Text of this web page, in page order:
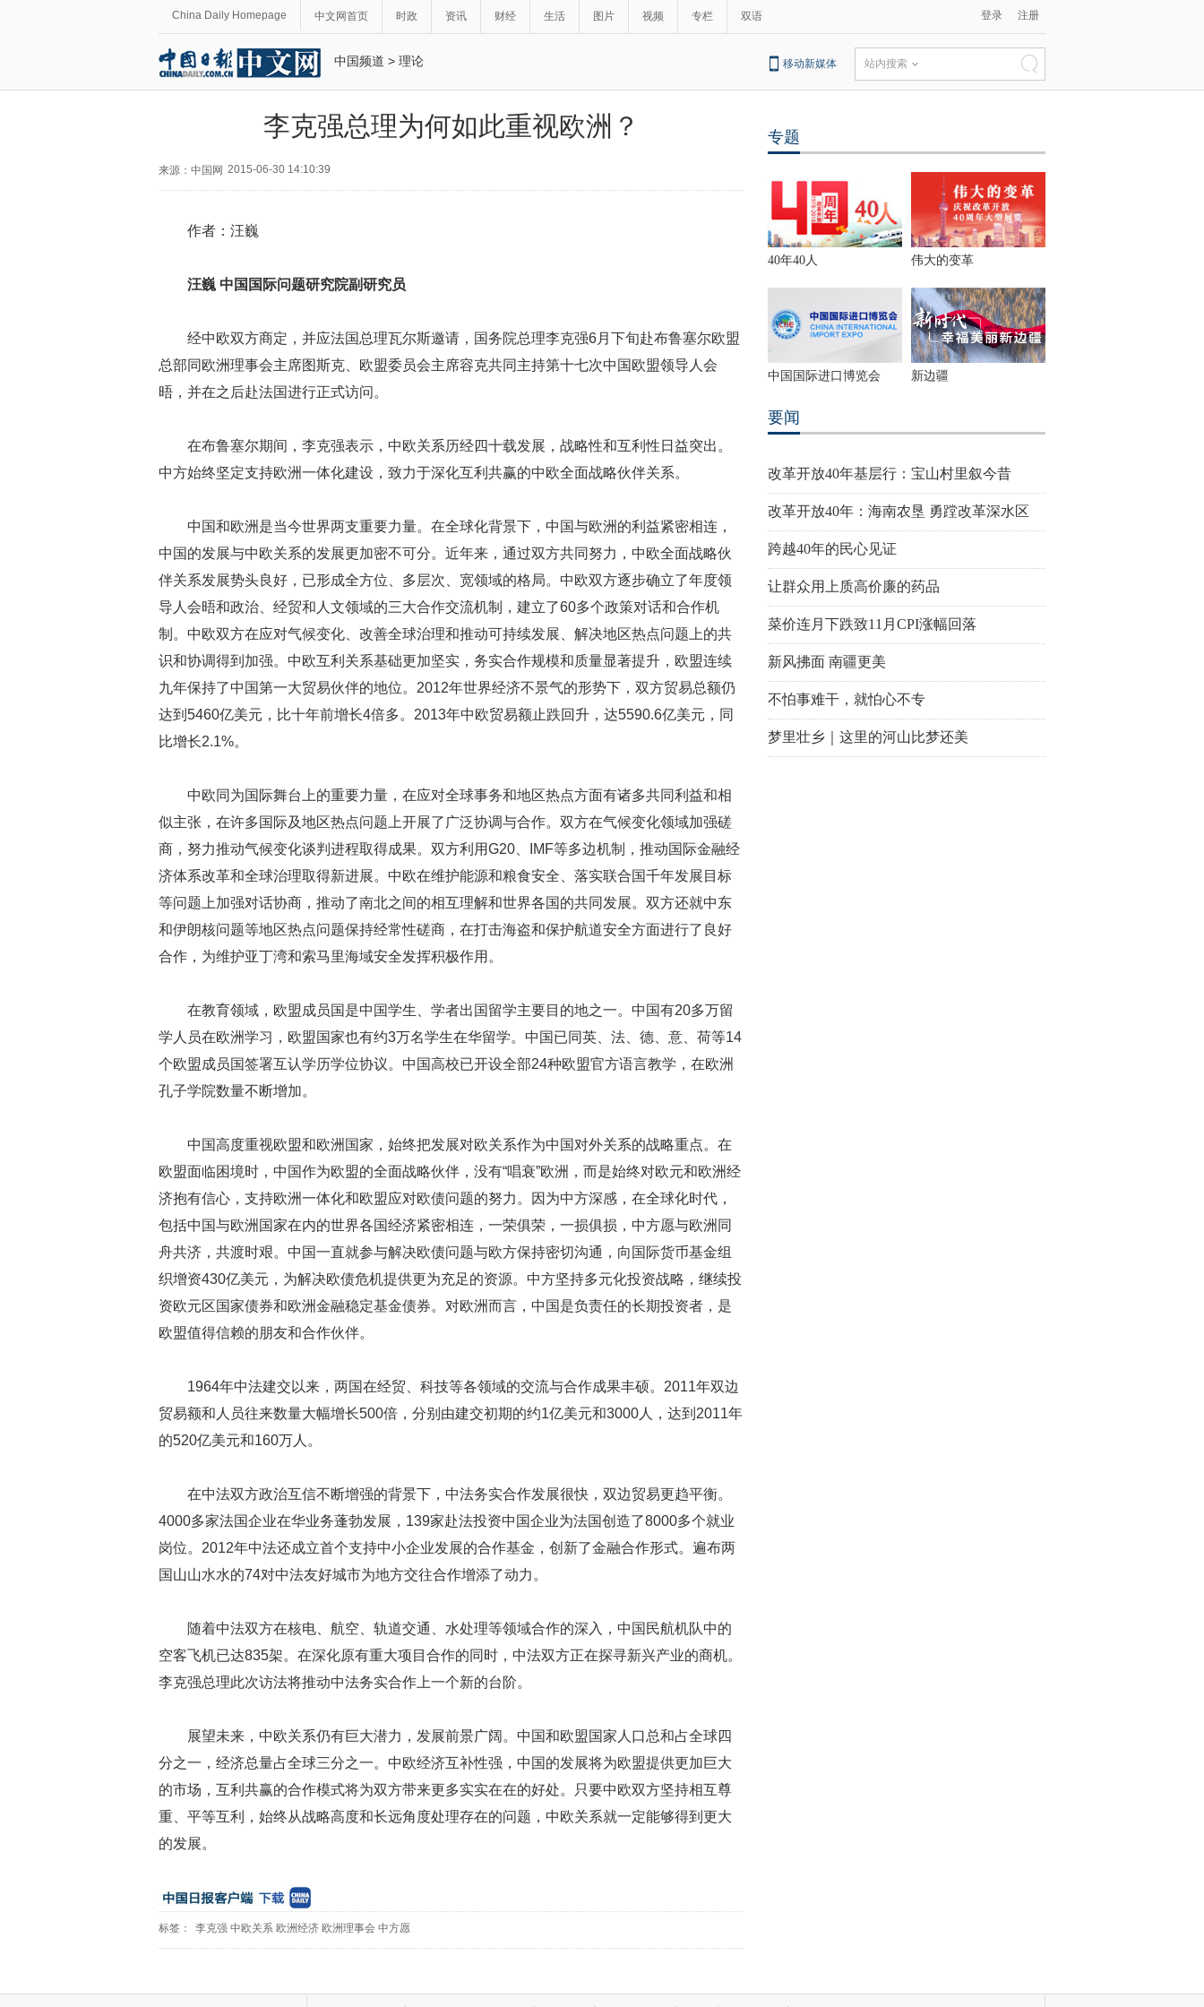
China Daily Homepage 中文网首页 时政 资讯 财经 生活 图片 视频 专栏 双语 登录 注册
中国频道 > 理论 移动新媒体 站内搜索
李克强总理为何如此重视欧洲？
来源：中国网 2015-06-30 14:10:39
作者：汪巍
汪巍 中国国际问题研究院副研究员
经中欧双方商定，并应法国总理瓦尔斯邀请，国务院总理李克强6月下旬赴布鲁塞尔欧盟
总部同欧洲理事会主席图斯克、欧盟委员会主席容克共同主持第十七次中国欧盟领导人会
晤，并在之后赴法国进行正式访问。
在布鲁塞尔期间，李克强表示，中欧关系历经四十载发展，战略性和互利性日益突出。
中方始终坚定支持欧洲一体化建设，致力于深化互利共赢的中欧全面战略伙伴关系。
中国和欧洲是当今世界两支重要力量。在全球化背景下，中国与欧洲的利益紧密相连，
中国的发展与中欧关系的发展更加密不可分。近年来，通过双方共同努力，中欧全面战略伙
伴关系发展势头良好，已形成全方位、多层次、宽领域的格局。中欧双方逐步确立了年度领
导人会晤和政治、经贸和人文领域的三大合作交流机制，建立了60多个政策对话和合作机
制。中欧双方在应对气候变化、改善全球治理和推动可持续发展、解决地区热点问题上的共
识和协调得到加强。中欧互利关系基础更加坚实，务实合作规模和质量显著提升，欧盟连续
九年保持了中国第一大贸易伙伴的地位。2012年世界经济不景气的形势下，双方贸易总额仍
达到5460亿美元，比十年前增长4倍多。2013年中欧贸易额止跌回升，达5590.6亿美元，同
比增长2.1%。
中欧同为国际舞台上的重要力量，在应对全球事务和地区热点方面有诸多共同利益和相
似主张，在许多国际及地区热点问题上开展了广泛协调与合作。双方在气候变化领域加强磋
商，努力推动气候变化谈判进程取得成果。双方利用G20、IMF等多边机制，推动国际金融经
济体系改革和全球治理取得新进展。中欧在维护能源和粮食安全、落实联合国千年发展目标
等问题上加强对话协商，推动了南北之间的相互理解和世界各国的共同发展。双方还就中东
和伊朗核问题等地区热点问题保持经常性磋商，在打击海盗和保护航道安全方面进行了良好
合作，为维护亚丁湾和索马里海域安全发挥积极作用。
在教育领域，欧盟成员国是中国学生、学者出国留学主要目的地之一。中国有20多万留
学人员在欧洲学习，欧盟国家也有约3万名学生在华留学。中国已同英、法、德、意、荷等14
个欧盟成员国签署互认学历学位协议。中国高校已开设全部24种欧盟官方语言教学，在欧洲
孔子学院数量不断增加。
中国高度重视欧盟和欧洲国家，始终把发展对欧关系作为中国对外关系的战略重点。在
欧盟面临困境时，中国作为欧盟的全面战略伙伴，没有“唱衰”欧洲，而是始终对欧元和欧洲经
济抱有信心，支持欧洲一体化和欧盟应对欧债问题的努力。因为中方深感，在全球化时代，
包括中国与欧洲国家在内的世界各国经济紧密相连，一荣俱荣，一损俱损，中方愿与欧洲同
舟共济，共渡时艰。中国一直就参与解决欧债问题与欧方保持密切沟通，向国际货币基金组
织增资430亿美元，为解决欧债危机提供更为充足的资源。中方坚持多元化投资战略，继续投
资欧元区国家债券和欧洲金融稳定基金债券。对欧洲而言，中国是负责任的长期投资者，是
欧盟值得信赖的朋友和合作伙伴。
1964年中法建交以来，两国在经贸、科技等各领域的交流与合作成果丰硕。2011年双边
贸易额和人员往来数量大幅增长500倍，分别由建交初期的约1亿美元和3000人，达到2011年
的520亿美元和160万人。
在中法双方政治互信不断增强的背景下，中法务实合作发展很快，双边贸易更趋平衡。
4000多家法国企业在华业务蓬勃发展，139家赴法投资中国企业为法国创造了8000多个就业
岗位。2012年中法还成立首个支持中小企业发展的合作基金，创新了金融合作形式。遍布两
国山山水水的74对中法友好城市为地方交往合作增添了动力。
随着中法双方在核电、航空、轨道交通、水处理等领域合作的深入，中国民航机队中的
空客飞机已达835架。在深化原有重大项目合作的同时，中法双方正在探寻新兴产业的商机。
李克强总理此次访法将推动中法务实合作上一个新的台阶。
展望未来，中欧关系仍有巨大潜力，发展前景广阔。中国和欧盟国家人口总和占全球四
分之一，经济总量占全球三分之一。中欧经济互补性强，中国的发展将为欧盟提供更加巨大
的市场，互利共赢的合作模式将为双方带来更多实实在在的好处。只要中欧双方坚持相互尊
重、平等互利，始终从战略高度和长远角度处理存在的问题，中欧关系就一定能够得到更大
的发展。
标签： 李克强 中欧关系 欧洲经济 欧洲理事会 中方愿
专题
40年40人 伟大的变革
中国国际进口博览会 新边疆
要闻
改革开放40年基层行：宝山村里叙今昔
改革开放40年：海南农垦 勇蹚改革深水区
跨越40年的民心见证
让群众用上质高价廉的药品
菜价连月下跌致11月CPI涨幅回落
新风拂面 南疆更美
不怕事难干，就怕心不专
梦里壮乡｜这里的河山比梦还美